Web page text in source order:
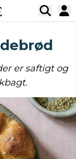
er saftigt og